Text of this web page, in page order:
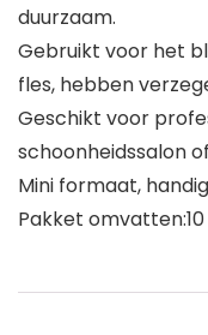
duurzaam.
Gebruikt voor het
fles, hebben
Geschikt voor
schoonheidssalon
Mini formaat,
Pakket